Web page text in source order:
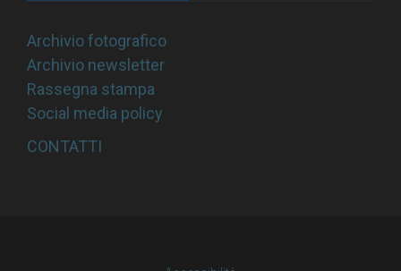
Archivio fotografico
Archivio newsletter
Rassegna stampa
Social media policy
CONTATTI